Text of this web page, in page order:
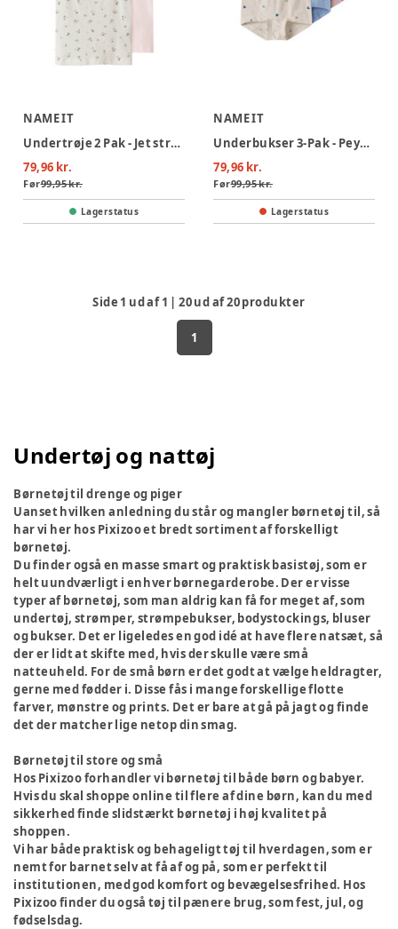
NAME IT
Undertrøje 2 Pak - Jet stream
79,96 kr.
Før99,95 kr.
Lagerstatus
NAME IT
Underbukser 3-Pak - Peyote melange
79,96 kr.
Før99,95 kr.
Lagerstatus
Side 1 ud af1 |20ud af20produkter
1
Undertøj og nattøj
Børnetøj til drenge og piger
Uanset hvilken anledning du står og mangler børnetøj til, så
har vi her hos Pixizoo et bredt sortiment af forskelligt
børnetøj.
Du finder også en masse smart og praktisk basistøj, som er
helt uundværligt i enhver børnegarderobe. Der er visse
typer af børnetøj, som man aldrig kan få for meget af, som
undertøj, strømper, strømpebukser, bodystockings, bluser
og bukser. Det er ligeledes en god idé at have flere natsæt, så
der er lidt at skifte med, hvis der skulle være små
natteuheld. For de små børn er det godt at vælge heldragter,
gerne med fødder i. Disse fås i mange forskellige flotte
farver, mønstre og prints. Det er bare at gå på jagt og finde
det der matcher lige netop din smag.
Børnetøj til store og små
Hos Pixizoo forhandler vi børnetøj til både børn og babyer.
Hvis du skal shoppe online til flere af dine børn, kan du med
sikkerhed finde slidstærkt børnetøj i høj kvalitet på
shoppen.
Vi har både praktisk og behageligt tøj til hverdagen, som er
nemt for barnet selv at få af og på, som er perfekt til
institutionen, med god komfort og bevægelsesfrihed. Hos
Pixizoo finder du også tøj til pænere brug, som fest, jul, og
fødselsdag.